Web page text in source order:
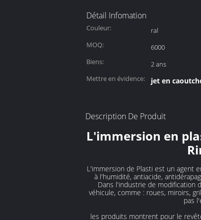
Détail Infomation
Couleur: ral
MOQ:
6000
Biens:
2 ans
Mettre en évidence:
jet en
Description De Produit
L'immersion en
L'immersion de Plasti est un agent
à l'humidité, antiacide,
Dans l'industrie de modification
véhicule, comme : roues, miroirs,
pas
les produits montrent pour le